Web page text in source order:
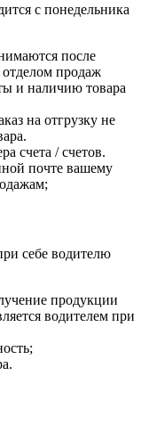
с понедельника
после
отделом продаж
и наличию товара
на отгрузку не
счета / счетов.
почте вашему
себе водителю
продукции
водителем при